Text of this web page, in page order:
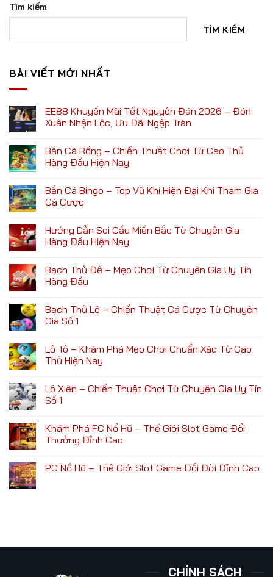
Tìm kiếm
TÌM KIẾM
BÀI VIẾT MỚI NHẤT
EE88 Khuyến Mãi Tết Nguyên Đán 2026 – Đón
Xuân Nhận Lộc, Ưu Đãi Ngập Tràn
Bắn Cá Rồng – Chiến Thuật Chơi Từ Cao Thủ
Hàng Đầu Hiện Nay
Bắn Cá Bingo – Top Vũ Khí Hiện Đại Khi Tham Gia
Cá Cược
Hướng Dẫn Soi Cầu Miền Bắc Từ Chuyên Gia
Hàng Đầu Hiện Nay
Bạch Thủ Đề – Mẹo Chơi Từ Chuyên Gia Uy Tín
Hàng Đầu
Bạch Thủ Lô – Chiến Thuật Cá Cược Từ Chuyên
Gia Số 1
Lô Tô – Khám Phá Mẹo Chơi Chuẩn Xác Từ Cao
Thủ Hiện Nay
Lô Xiên – Chiến Thuật Chơi Từ Chuyên Gia Uy Tín
Số 1
Khám Phá FC Nổ Hũ – Thế Giới Slot Game Đổi
Thưởng Đỉnh Cao
PG Nổ Hũ – Thế Giới Slot Game Đổi Đời Đỉnh Cao
CHÍNH SÁCH